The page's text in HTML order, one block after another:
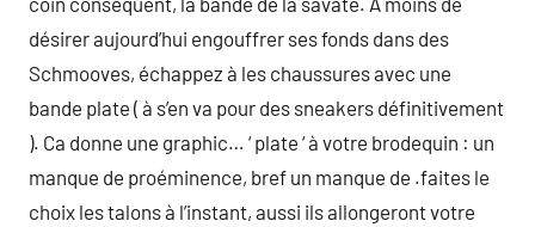
désirer aujourd’hui engouffrer ses fonds dans des
Schmooves, échappez à les chaussures avec une
bande plate ( à s’en va pour des sneakers définitivement
). Ca donne une graphic… ‘ plate ‘ à votre brodequin : un
manque de proéminence, bref un manque de .faites le
choix les talons à l’instant, aussi ils allongeront votre